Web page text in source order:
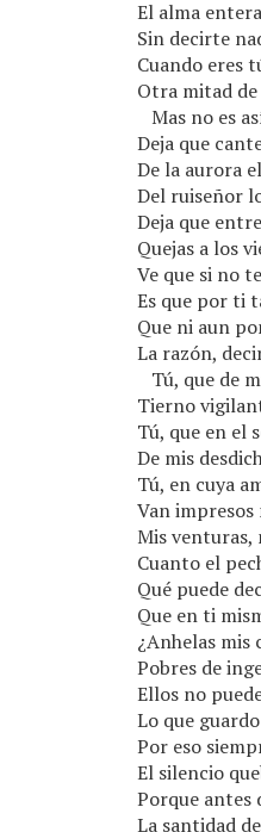
El alma
Sin decirte
Cuando eres
Otra mitad de
Mas no es
Deja que
De la aurora
Del ruiseñor
Deja que
Quejas a los
Ve que si no
Es que por ti
Que ni aun
La razón,
Tú, que de
Tierno
Tú, que en el
De mis
Tú, en cuya
Van impresos
Mis venturas,
Cuanto el
Qué puede
Que en ti
¿Anhelas mis
Pobres de
Ellos no
Lo que
Por eso
El silencio
Porque antes
La santidad